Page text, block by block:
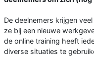
De deelnemers krijgen
ze bij een nieuwe
de online training heeft
diverse situaties te